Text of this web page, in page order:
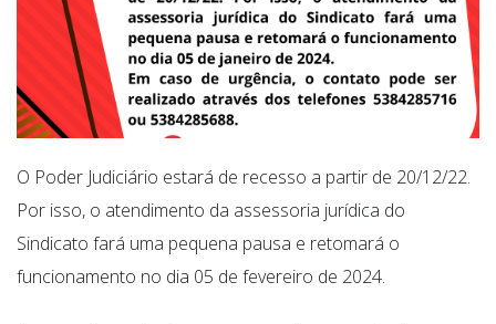
O Poder Judiciário estará de recesso a partir de 20/12/22.
Por isso, o atendimento da assessoria jurídica do
Sindicato fará uma pequena pausa e retomará o
funcionamento no dia 05 de fevereiro de 2024.